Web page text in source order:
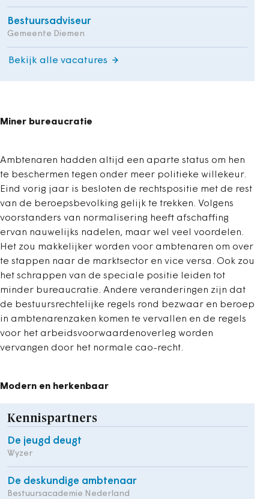
Bestuursadviseur
Gemeente Diemen
Bekijk alle vacatures
Miner bureaucratie
Ambtenaren hadden altijd een aparte status om hen
te beschermen tegen onder meer politieke willekeur.
Eind vorig jaar is besloten de rechtspositie met de rest
van de beroepsbevolking gelijk te trekken. Volgens
voorstanders van normalisering heeft afschaffing
ervan nauwelijks nadelen, maar wel veel voordelen.
Het zou makkelijker worden voor ambtenaren om over
te stappen naar de marktsector en vice versa. Ook zou
het schrappen van de speciale positie leiden tot
minder bureaucratie. Andere veranderingen zijn dat
de bestuursrechtelijke regels rond bezwaar en beroep
in ambtenarenzaken komen te vervallen en de regels
voor het arbeidsvoorwaardenoverleg worden
vervangen door het normale cao-recht.
Modern en herkenbaar
Kennispartners
De jeugd deugt
Wyzer
De deskundige ambtenaar
Bestuursacademie Nederland